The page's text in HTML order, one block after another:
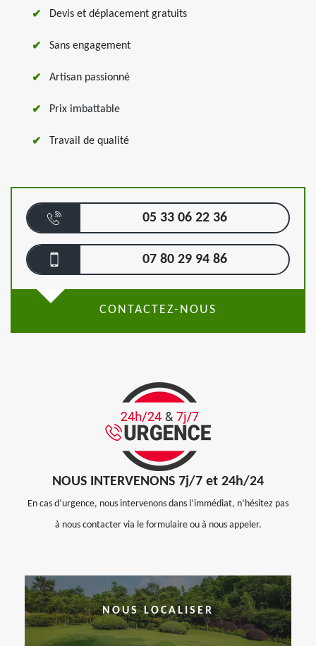
Devis et déplacement gratuits
Sans engagement
Artisan passionné
Prix imbattable
Travail de qualité
05 33 06 22 36
07 80 29 94 86
CONTACTEZ-NOUS
NOUS INTERVENONS 7j/7 et 24h/24
En cas d’urgence, nous intervenons dans l’immédiat, n’hésitez pas
à nous contacter via le formulaire ou à nous appeler.
NOUS LOCALISER